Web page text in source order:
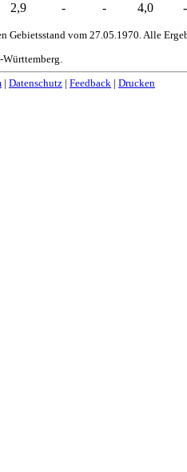
2,9 - - 4,0 -
Gebietsstand vom 27.05.1970. Alle
Württemberg.
Datenschutz Feedback Drucken